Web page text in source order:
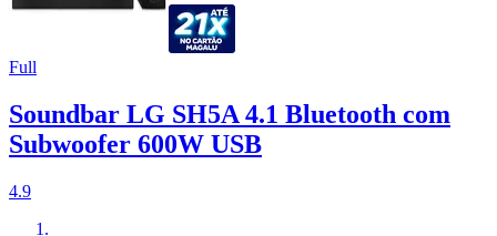
Full
Soundbar LG SH5A 4.1 Bluetooth com
Subwoofer 600W USB
4.9